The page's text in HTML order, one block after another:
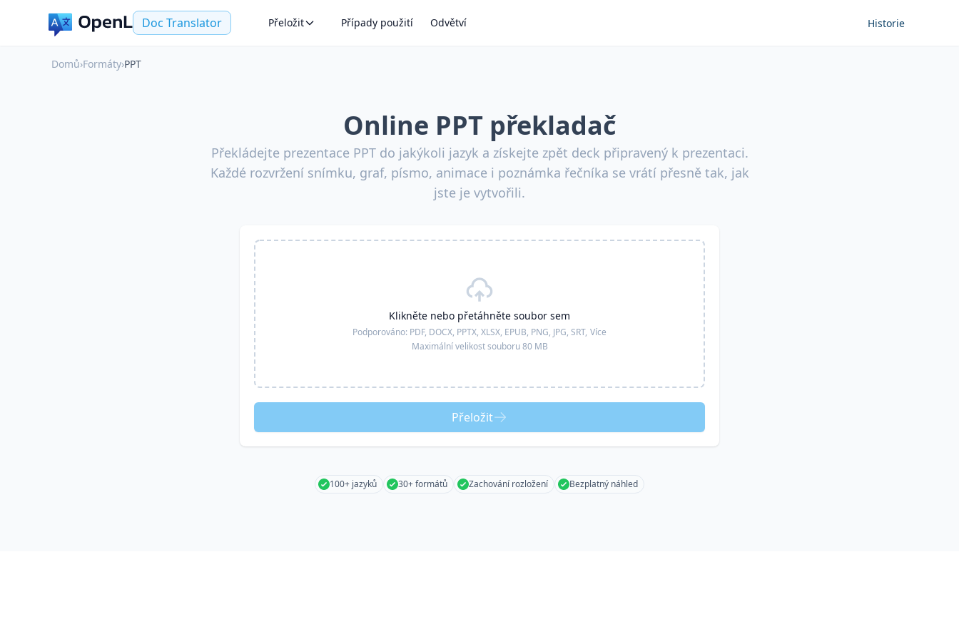
Doc Translator Přeložit Případy použití Odvětví Historie
Domů›Formáty›PPT
Online PPT překladač
Překládejte prezentace PPT do jakýkoli jazyk a získejte zpět deck připravený k prezentaci.
Každé rozvržení snímku, graf, písmo, animace i poznámka řečníka se vrátí přesně tak, jak
jste je vytvořili.
Klikněte nebo přetáhněte soubor sem
Podporováno: PDF, DOCX, PPTX, XLSX, EPUB, PNG, JPG, SRT, Více
Maximální velikost souboru 80 MB
Přeložit
100+ jazyků 30+ formátů Zachování rozložení Bezplatný náhled